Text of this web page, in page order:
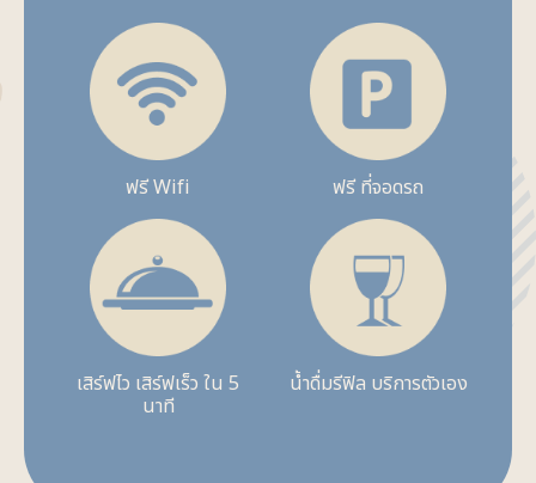
ฟรี Wifi ฟรี ที่จอดรถ
เสิร์ฟไว เสิร์ฟเร็ว ใน 5
นาที
น้ำดื่มรีฟิล บริการตัวเอง